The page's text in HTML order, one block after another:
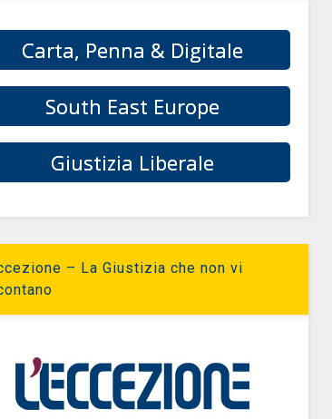
Carta, Penna & Digitale
South East Europe
Giustizia Liberale
– La Giustizia che non vi